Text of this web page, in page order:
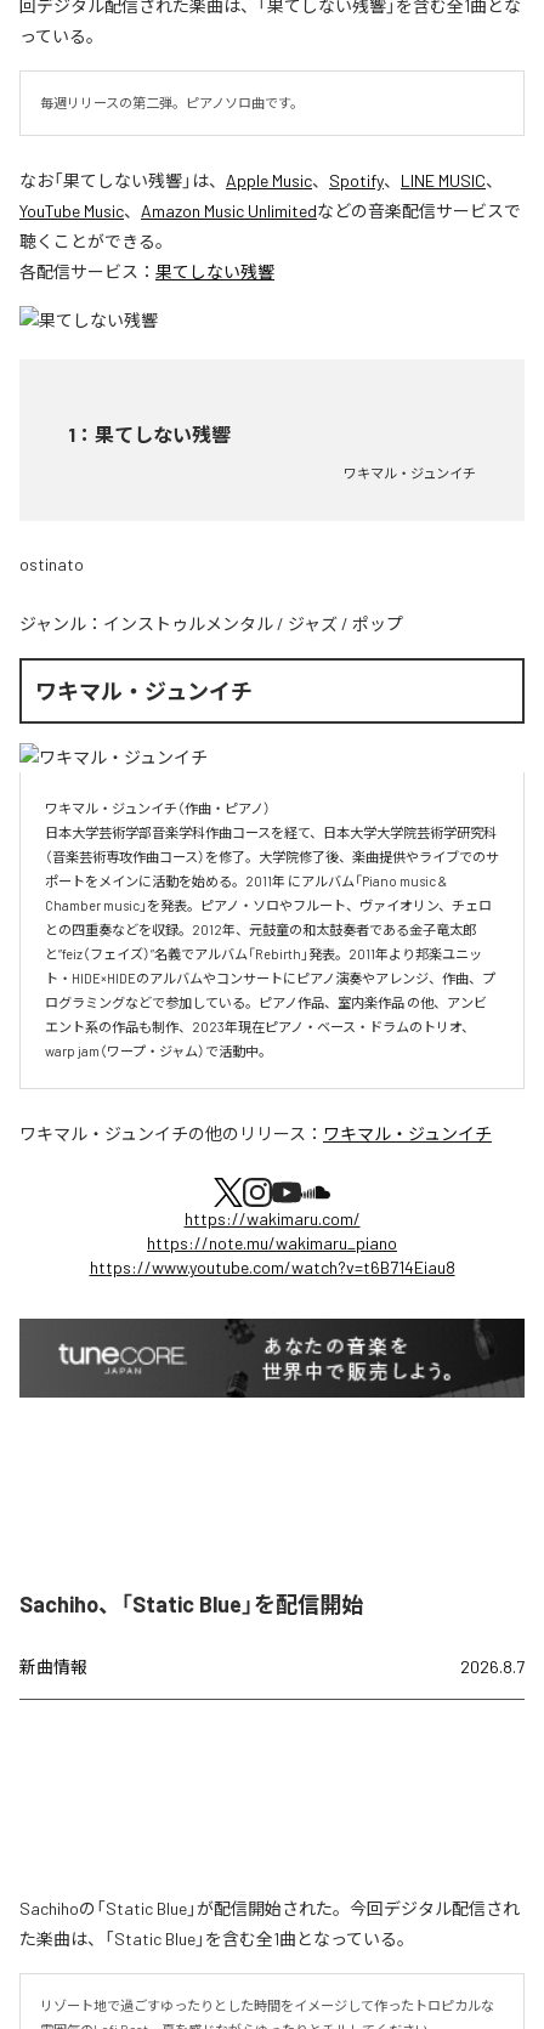
回デジタル配信された楽曲は、「果てしない残響」を含む全1曲とな
っている。
毎週リリースの第二弾。ピアノソロ曲です。
なお「果てしない残響」は、 Apple Music、 Spotify、 LINE MUSIC、
YouTube Music、 Amazon Music Unlimitedなどの音楽配信サービスで
聴くことができる。
各配信サービス： 果てしない残響
1 ： 果てしない残響
ワキマル・ジュンイチ
ostinato
ジャンル： インストゥルメンタル / ジャズ / ポップ
ワキマル・ジュンイチ
ワキマル・ジュンイチ（作曲・ピアノ）
日本大学芸術学部音楽学科作曲コースを経て、日本大学大学院芸術学研究科
（音楽芸術専攻作曲コース）を修了。大学院修了後、楽曲提供やライブでのサ
ポートをメインに活動を始める。2011年 にアルバム「Piano music &
Chamber music」を発表。ピアノ・ソロやフルート、ヴァイオリン、チェロ
との四重奏などを収録。2012年、元鼓童の和太鼓奏者である金子竜太郎
と”feiz（フェイズ）”名義でアルバム「Rebirth」発表。2011年より邦楽ユニッ
ト・HIDE×HIDEのアルバムやコンサートにピアノ演奏やアレンジ、作曲、プ
ログラミングなどで参加している。ピアノ作品、室内楽作品 の他、アンビ
エント系の作品も制作、2023年現在ピアノ・ベース・ドラムのトリオ、
warp jam（ワープ・ジャム）で活動中。
ワキマル・ジュンイチの他のリリース： ワキマル・ジュンイチ
https://wakimaru.com/
https://note.mu/wakimaru_piano
https://www.youtube.com/watch?v=t6B714Eiau8
Sachiho、「Static Blue」を配信開始
新曲情報 2026.8.7
Sachihoの「Static Blue」が配信開始された。今回デジタル配信され
た楽曲は、「Static Blue」を含む全1曲となっている。
リゾート地で過ごすゆったりとした時間をイメージして作ったトロピカルな